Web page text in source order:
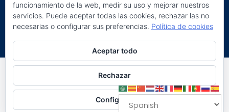
© 2026 Unió Musical L'Eliana. Tots els drets reservats.
Education Base porAcme Themes
Social Share Buttons and Iconspowered by Ultimatelysocial
funcionamiento de la web, medir su uso y mejorar nuestros
servicios. Puede aceptar todas las cookies, rechazar las no
necesarias o configurar sus preferencias. Política de cookies
Aceptar todo
Rechazar
Configurar